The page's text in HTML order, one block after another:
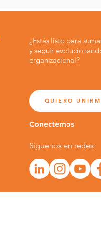
¿Estás listo para
y seguir
organizacional?
QUIERO
Conectemos
Síguenos en redes